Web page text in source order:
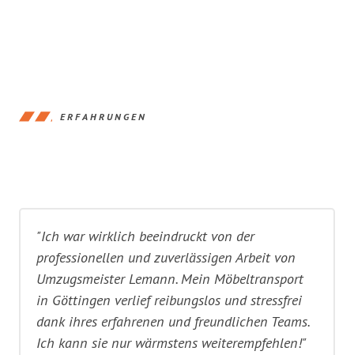
ERFAHRUNGEN
"Ich war wirklich beeindruckt von der
professionellen und zuverlässigen Arbeit von
Umzugsmeister Lemann. Mein Möbeltransport
in Göttingen verlief reibungslos und stressfrei
dank ihres erfahrenen und freundlichen Teams.
Ich kann sie nur wärmstens weiterempfehlen!"